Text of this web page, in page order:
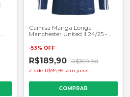
Camisa Manga Longa
Manchester United II 24/25 -
-53% OFF
R$189,90 R$399,90
2 x de R$94,95 sem juros
COMPRAR